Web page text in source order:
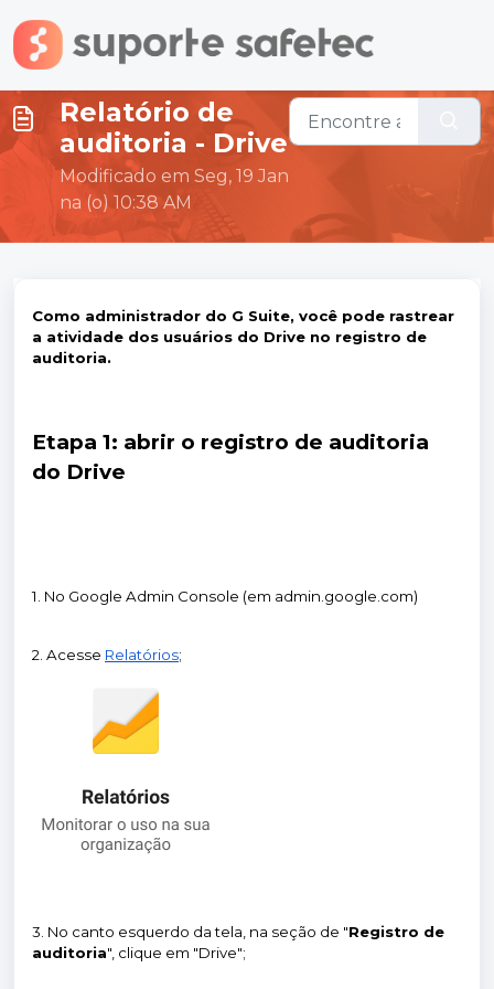
Ir para o conteúdo principal
Relatório de
auditoria - Drive
Modificado em Seg, 19 Jan
na (o) 10:38 AM
Como administrador do G Suite, você pode rastrear
a atividade dos usuários do Drive no registro de
auditoria.
Etapa 1: abrir o registro de auditoria
do Drive
1. No Google Admin Console (em admin.google.com)
2. Acesse Relatórios;
3. No canto esquerdo da tela, na seção de "Registro de
auditoria", clique em "Drive";